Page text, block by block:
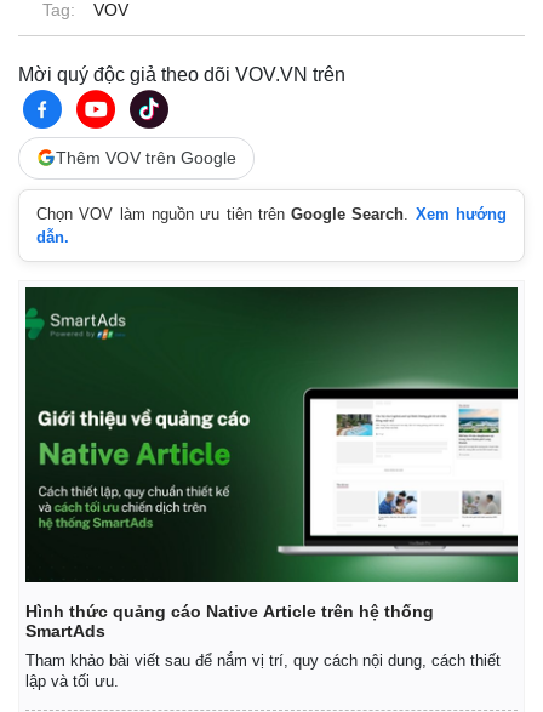
Mời quý độc giả theo dõi VOV.VN trên
Thêm VOV trên Google
Hình thức quảng cáo Native Article trên hệ thống
SmartAds